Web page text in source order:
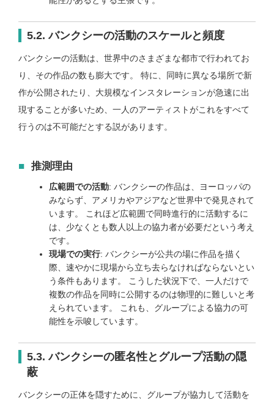
5.2. バンクシーの活動のスケールと頻度
バンクシーの活動は、世界中のさまざまな都市で行われてお
り、その作品の数も膨大です。 特に、同時に異なる場所で新
作が公開されたり、大規模なインスタレーションが急速に出
現することが多いため、一人のアーティストがこれをすべて
行うのは不可能だとする説があります。
推測理由
広範囲での活動: バンクシーの作品は、ヨーロッパの
みならず、アメリカやアジアなど世界中で発見されて
います。 これほど広範囲で同時進行的に活動するに
は、少なくとも数人以上の協力者が必要だという考え
です。
現場での実行: バンクシーが公共の場に作品を描く
際、速やかに現場から立ち去らなければならないとい
う条件もあります。 こうした状況下で、一人だけで
複数の作品を同時に公開するのは物理的に難しいと考
えられています。 これも、グループによる協力の可
能性を示唆しています。
5.3. バンクシーの匿名性とグループ活動の隠
蔽
バンクシーの正体を隠すために、グループが協力して活動を